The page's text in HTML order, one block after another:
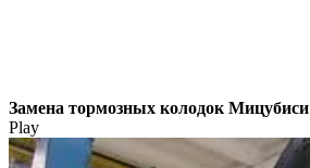
Замена тормозных колодок Мицубиси
Play